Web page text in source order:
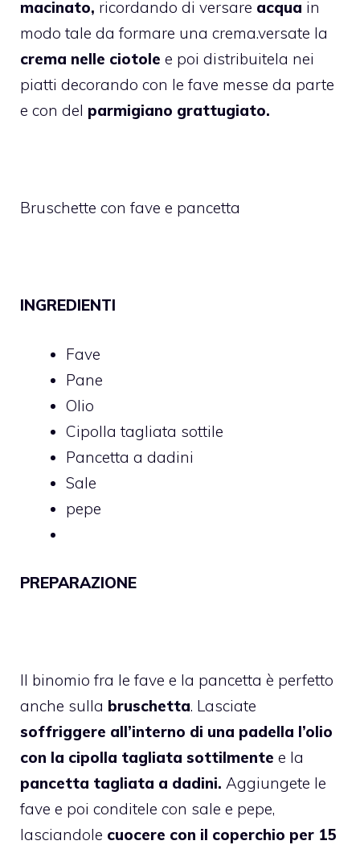
macinato, ricordando di versare acqua in
modo tale da formare una crema.versate la
crema nelle ciotole e poi distribuitela nei
piatti decorando con le fave messe da parte
e con del parmigiano grattugiato.
Bruschette con fave e pancetta
INGREDIENTI
Fave
Pane
Olio
Cipolla tagliata sottile
Pancetta a dadini
Sale
pepe
PREPARAZIONE
Il binomio fra le fave e la pancetta è perfetto
anche sulla bruschetta. Lasciate
soffriggere all’interno di una padella l’olio
con la cipolla tagliata sottilmente e la
pancetta tagliata a dadini. Aggiungete le
fave e poi conditele con sale e pepe,
lasciandole cuocere con il coperchio per 15